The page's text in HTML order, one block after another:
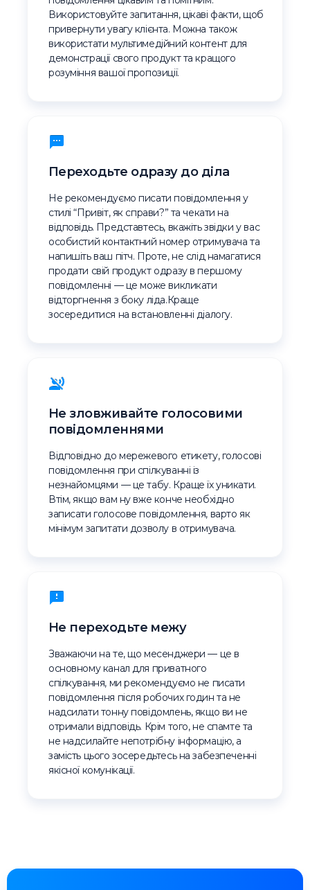
Використовуйте запитання, цікаві факти, щоб
привернути увагу клієнта. Можна також
використати мультимедійний контент для
демонстрації свого продукт та кращого
розуміння вашої пропозиції.
Переходьте одразу до діла
Не рекомендуємо писати повідомлення у
стилі “Привіт, як справи?” та чекати на
відповідь. Представтесь, вкажіть звідки у вас
особистий контактний номер отримувача та
напишіть ваш пітч. Проте, не слід намагатися
продати свій продукт одразу в першому
повідомленні — це може викликати
відторгнення з боку ліда.Краще
зосередитися на встановленні діалогу.
Не зловживайте голосовими
повідомленнями
Відповідно до мережевого етикету, голосові
повідомлення при спілкуванні із
незнайомцями — це табу. Краще їх уникати.
Втім, якщо вам ну вже конче необхідно
записати голосове повідомлення, варто як
мінімум запитати дозволу в отримувача.
Не переходьте межу
Зважаючи на те, що месенджери — це в
основному канал для приватного
спілкування, ми рекомендуємо не писати
повідомлення після робочих годин та не
надсилати тонну повідомлень, якщо ви не
отримали відповідь. Крім того, не спамте та
не надсилайте непотрібну інформацію, а
замість цього зосередьтесь на забезпеченні
якісної комунікації.